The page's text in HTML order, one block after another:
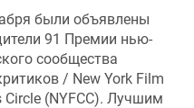
были объявлены
91 Премии нью-
сообщества
/ New York Film
Circle (NYFCC). Лучшим